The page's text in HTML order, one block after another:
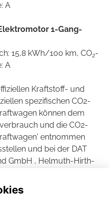
A
1-Gang-
15,8 kWh/100 km, CO2-
A
Kraftstoff- und
spezifischen CO2-
können dem
und die CO2-
entnommen
und bei der DAT
GmbH , Helmuth-Hirth-